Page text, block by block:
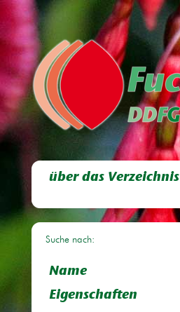
über das Verzeichnis
Suche nach:
Name
Eigenschaften